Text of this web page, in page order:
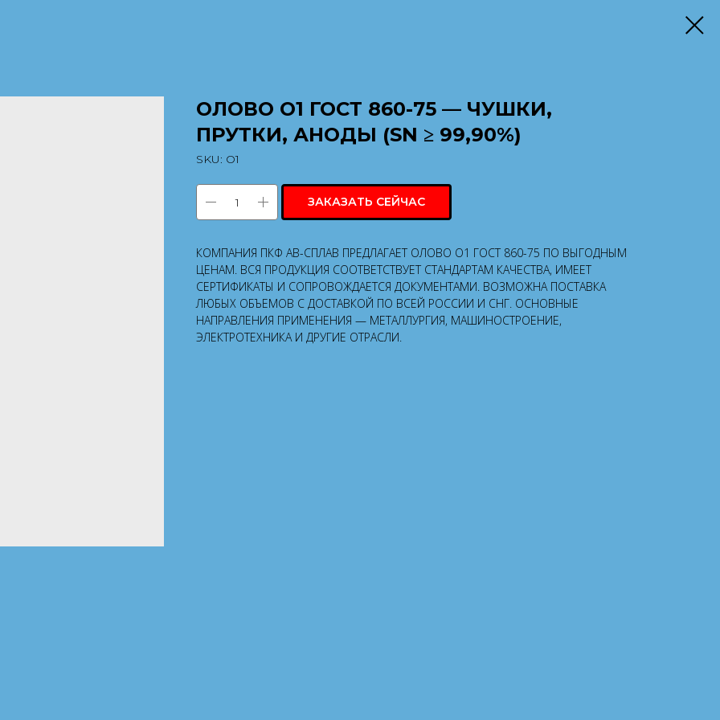
ОЛОВО О1 ГОСТ 860-75 — ЧУШКИ,
ПРУТКИ, АНОДЫ (SN ≥ 99,90%)
SKU: О1
ЗАКАЗАТЬ СЕЙЧАС
КОМПАНИЯ ПКФ АВ-СПЛАВ ПРЕДЛАГАЕТ ОЛОВО О1 ГОСТ 860-75 ПО ВЫГОДНЫМ
ЦЕНАМ. ВСЯ ПРОДУКЦИЯ СООТВЕТСТВУЕТ СТАНДАРТАМ КАЧЕСТВА, ИМЕЕТ
СЕРТИФИКАТЫ И СОПРОВОЖДАЕТСЯ ДОКУМЕНТАМИ. ВОЗМОЖНА ПОСТАВКА
ЛЮБЫХ ОБЪЕМОВ С ДОСТАВКОЙ ПО ВСЕЙ РОССИИ И СНГ. ОСНОВНЫЕ
НАПРАВЛЕНИЯ ПРИМЕНЕНИЯ — МЕТАЛЛУРГИЯ, МАШИНОСТРОЕНИЕ,
ЭЛЕКТРОТЕХНИКА И ДРУГИЕ ОТРАСЛИ.